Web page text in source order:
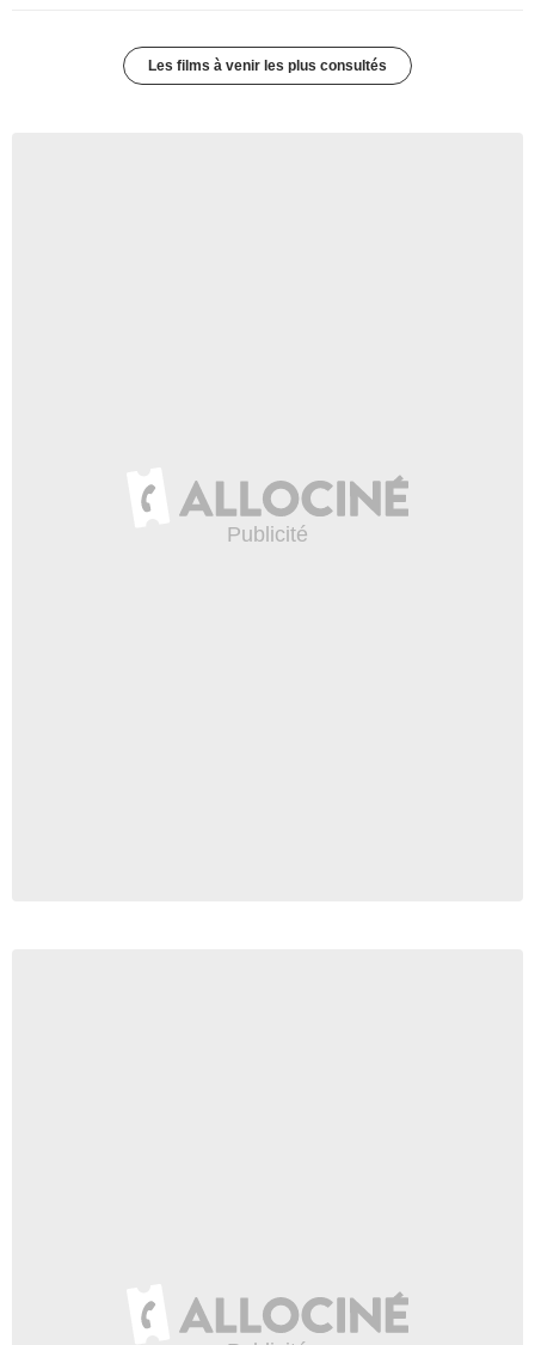
Les films à venir les plus consultés